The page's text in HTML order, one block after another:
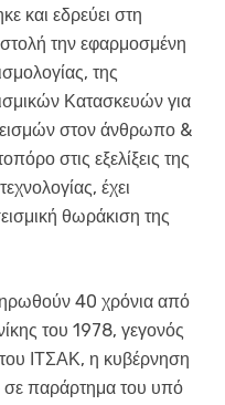
και εδρεύει στη
την εφαρμοσμένη
της
Κατασκευών για
στον άνθρωπο &
στις εξελίξεις της
έχει
θωράκιση της
40 χρόνια από
του 1978, γεγονός
ΙΤΣΑΚ, η κυβέρνηση
σε παράρτημα του υπό